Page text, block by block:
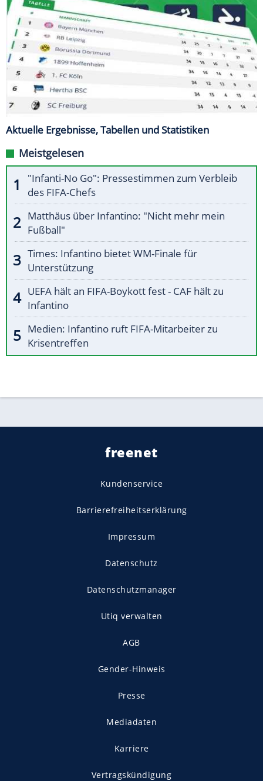
Aktuelle Ergebnisse, Tabellen und Statistiken
Meistgelesen
"Infanti-No Go": Pressestimmen zum Verbleib
des FIFA-Chefs
Matthäus über Infantino: "Nicht mehr mein
Fußball"
Times: Infantino bietet WM-Finale für
Unterstützung
UEFA hält an FIFA-Boykott fest - CAF hält zu
Infantino
Medien: Infantino ruft FIFA-Mitarbeiter zu
Krisentreffen
freenet
Kundenservice
Barrierefreiheitserklärung
Impressum
Datenschutz
Datenschutzmanager
Utiq verwalten
AGB
Gender-Hinweis
Presse
Mediadaten
Karriere
Vertragskündigung